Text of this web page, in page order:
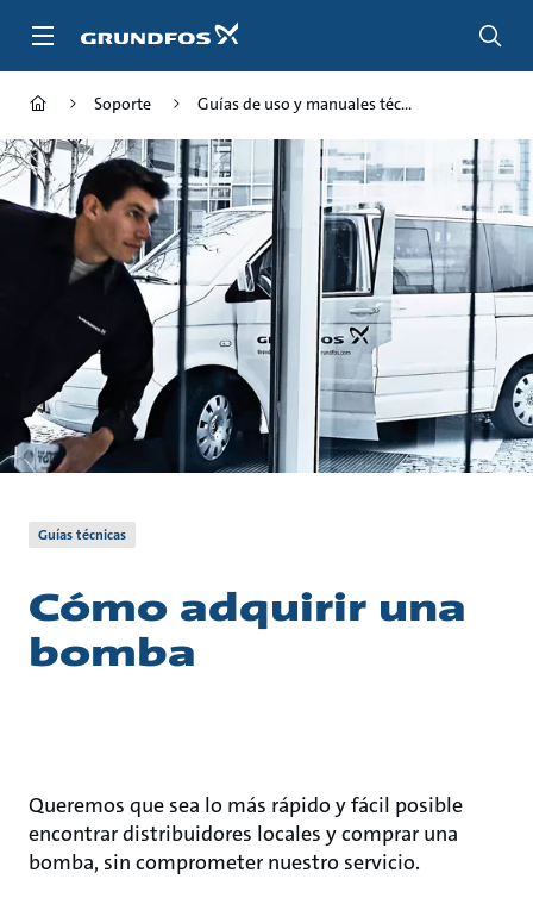
Soporte Guías de uso y manuales téc...
Guías técnicas
Cómo adquirir una
bomba
Queremos que sea lo más rápido y fácil posible
encontrar distribuidores locales y comprar una
bomba, sin comprometer nuestro servicio.